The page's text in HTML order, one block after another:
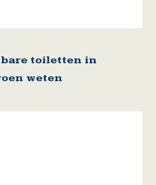
toiletten in
weten